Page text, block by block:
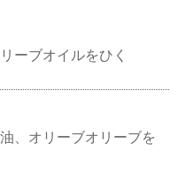
ーブオイルをひく
、オリーブオリーブを